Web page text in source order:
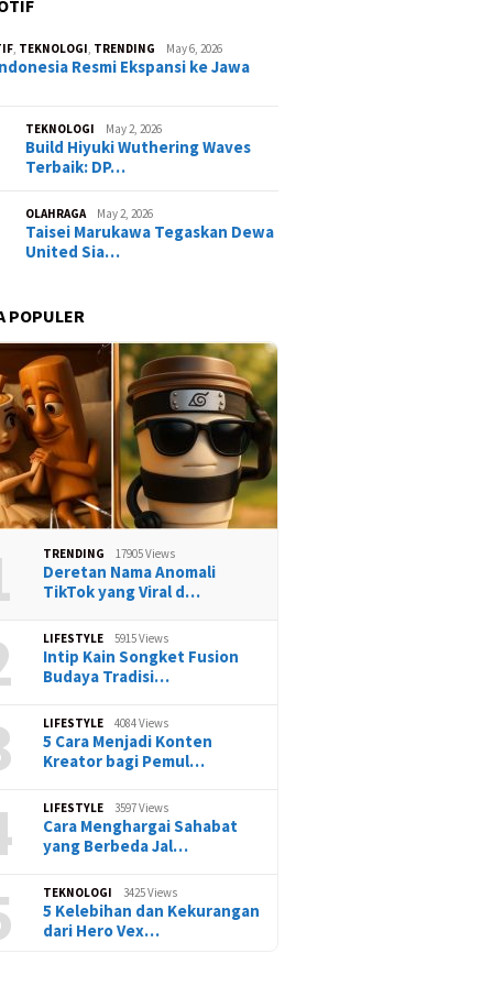
, TEKNOLOGI, TRENDING May 6, 2026
Resmi Ekspansi ke Jawa
TEKNOLOGI May 2, 2026
Build Hiyuki Wuthering Waves
Terbaik: DP…
OLAHRAGA May 2, 2026
Taisei Marukawa Tegaskan Dewa
United Sia…
POPULER
TRENDING 17905 Views
Deretan Nama Anomali
TikTok yang Viral d…
LIFESTYLE 5915 Views
Intip Kain Songket Fusion
Budaya Tradisi…
LIFESTYLE 4084 Views
5 Cara Menjadi Konten
Kreator bagi Pemul…
LIFESTYLE 3597 Views
Cara Menghargai Sahabat
yang Berbeda Jal…
TEKNOLOGI 3425 Views
5 Kelebihan dan Kekurangan
dari Hero Vex…